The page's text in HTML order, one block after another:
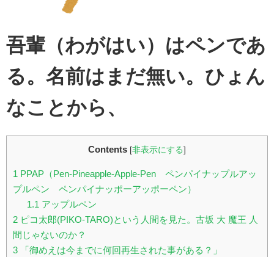
吾輩（わがはい）はペンであ
る。名前はまだ無い。ひょん
なことから、
Contents [非表示にする]
1 PPAP（Pen-Pineapple-Apple-Pen ペンパイナップルアッ
プルペン ペンパイナッポーアッポーペン）
1.1 アップルペン
2 ピコ太郎(PIKO-TARO)という人間を見た。古坂 大 魔王 人
間じゃないのか？
3 「御めえは今までに何回再生された事がある？」